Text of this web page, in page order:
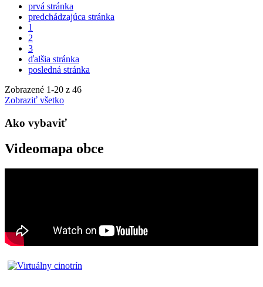
prvá stránka
predchádzajúca stránka
1
2
3
ďalšia stránka
posledná stránka
Zobrazené 1-20 z 46
Zobraziť všetko
Ako vybaviť
Videomapa obce